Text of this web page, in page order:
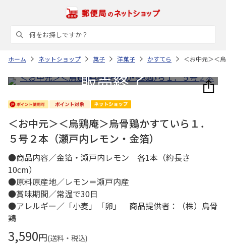
ホーム ネットショップ 菓子 洋菓子 かすてら ＜お中元＞＜
＜お中元＞＜烏鶏庵＞烏骨鶏かすていら１．
５号２本（瀬戸内レモン・金箔）
●商品内容／金箔・瀬戸内レモン 各1本（約長さ
10cm）
●原料原産地／レモン＝瀬戸内産
●賞味期間／常温で30日
●アレルギー／「小麦」「卵」 商品提供者：（株）烏骨
鶏
3,590円(送料・税込)